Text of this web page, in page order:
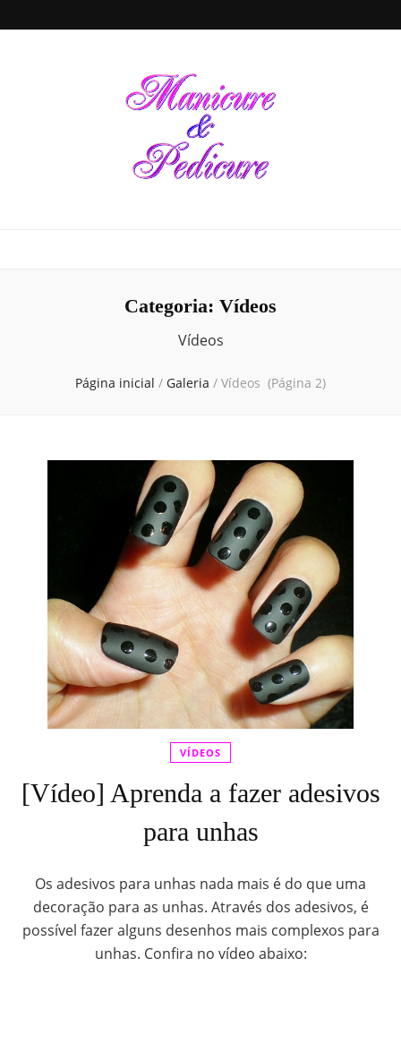
Categoria: Vídeos
Vídeos
Página inicial / Galeria / Vídeos (Página 2)
VÍDEOS
[Vídeo] Aprenda a fazer adesivos
para unhas
Os adesivos para unhas nada mais é do que uma
decoração para as unhas. Através dos adesivos, é
possível fazer alguns desenhos mais complexos para
unhas. Confira no vídeo abaixo: